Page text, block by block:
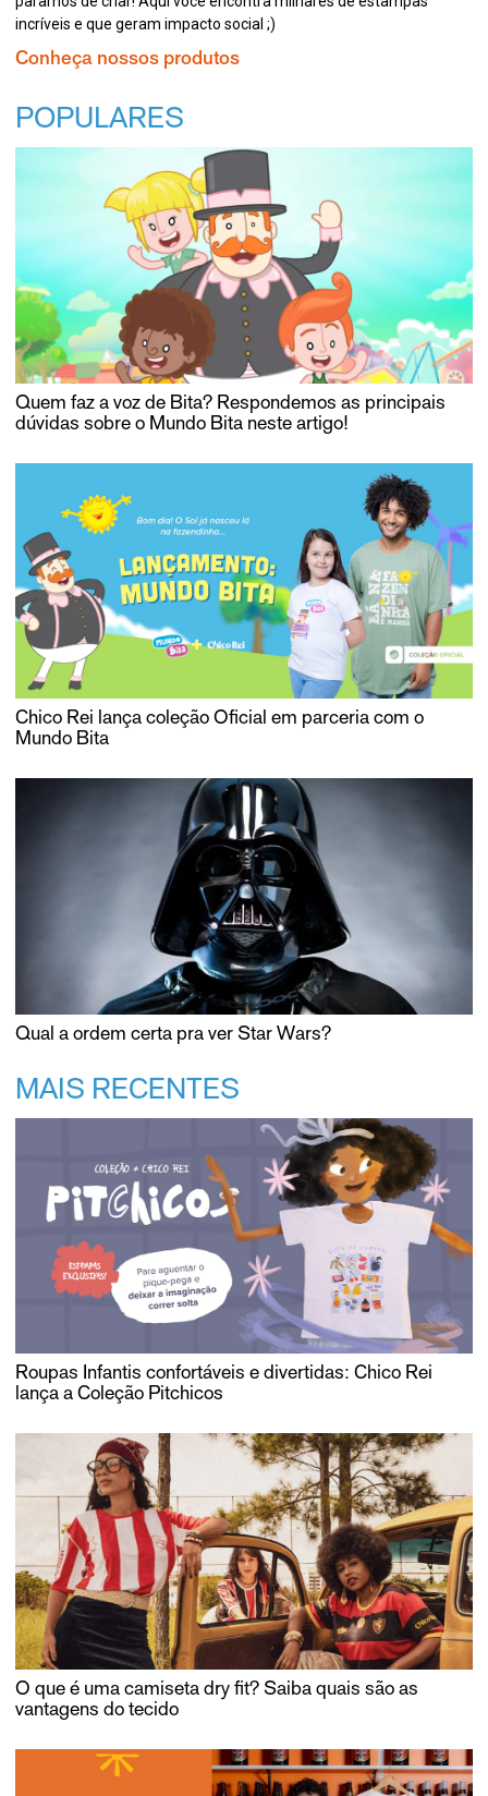
incríveis e que geram impacto social ;)
Conheça nossos produtos
POPULARES
Quem faz a voz de Bita? Respondemos as principais
dúvidas sobre o Mundo Bita neste artigo!
Chico Rei lança coleção Oficial em parceria com o
Mundo Bita
Qual a ordem certa pra ver Star Wars?
MAIS RECENTES
Roupas Infantis confortáveis e divertidas: Chico Rei
lança a Coleção Pitchicos
O que é uma camiseta dry fit? Saiba quais são as
vantagens do tecido